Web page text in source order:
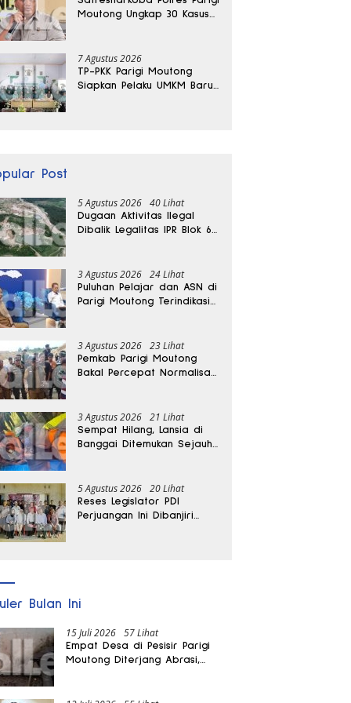
Moutong Ungkap 30 Kasus
7 Agustus 2026
TP-PKK Parigi Moutong
Siapkan Pelaku UMKM Baru
Post
5 Agustus 2026 40 Lihat
Dugaan Aktivitas Ilegal
Dibalik Legalitas IPR Blok 6
3 Agustus 2026 24 Lihat
Puluhan Pelajar dan ASN di
Parigi Moutong Terindikasi
3 Agustus 2026 23 Lihat
Pemkab Parigi Moutong
Bakal Percepat Normalisasi
Panas
3 Agustus 2026 21 Lihat
Sempat Hilang, Lansia di
Banggai Ditemukan Sejauh
5 Agustus 2026 20 Lihat
Reses Legislator PDI
Perjuangan Ini Dibanjiri
Bulan Ini
15 Juli 2026 57 Lihat
Empat Desa di Pesisir Parigi
Moutong Diterjang Abrasi,